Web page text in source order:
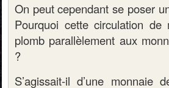
On peut cependant se poser
Pourquoi cette circulation de
plomb parallèlement aux
?
S’agissait-il d’une monnaie